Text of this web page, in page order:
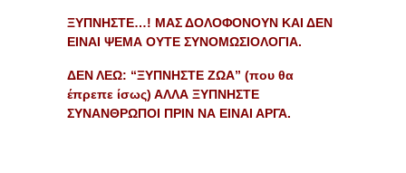
ΞΥΠΝΗΣΤΕ…! ΜΑΣ ΔΟΛΟΦΟΝΟΥΝ ΚΑΙ ΔΕΝ
ΕΙΝΑΙ ΨΕΜΑ ΟΥΤΕ ΣΥΝΟΜΩΣΙΟΛΟΓΙΑ.
ΔΕΝ ΛΕΩ: “ΞΥΠΝΗΣΤΕ ΖΩΑ” (που θα
έπρεπε ίσως) ΑΛΛΑ ΞΥΠΝΗΣΤΕ
ΣΥΝΑΝΘΡΩΠΟΙ ΠΡΙΝ ΝΑ ΕΙΝΑΙ ΑΡΓΑ.